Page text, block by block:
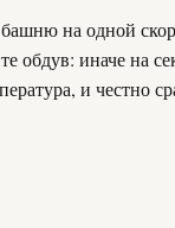
на одной
обдув: иначе на
и честно